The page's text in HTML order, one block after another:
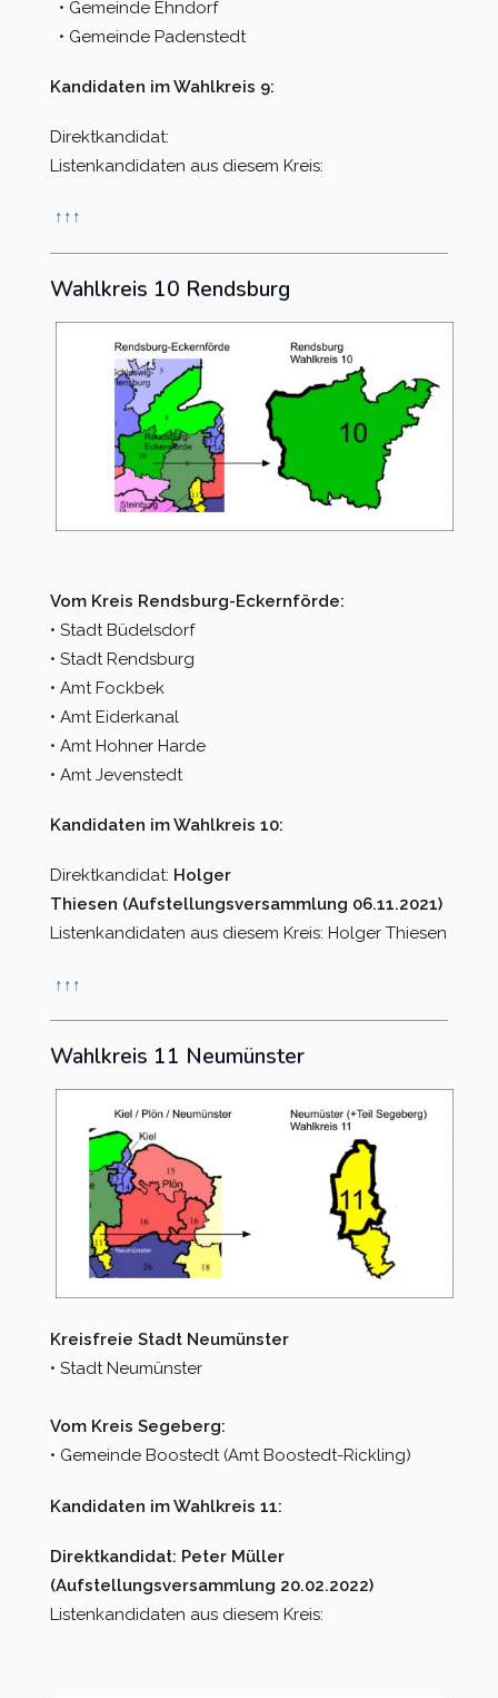
• Gemeinde Ehndorf
• Gemeinde Padenstedt
Kandidaten im Wahlkreis 9:
Direktkandidat:
Listenkandidaten aus diesem Kreis:
↑ ↑ ↑
Wahlkreis 10 Rendsburg
Vom Kreis Rendsburg-Eckernförde:
• Stadt Büdelsdorf
• Stadt Rendsburg
• Amt Fockbek
• Amt Eiderkanal
• Amt Hohner Harde
• Amt Jevenstedt
Kandidaten im Wahlkreis 10:
Direktkandidat: Holger
Thiesen (Aufstellungsversammlung 06.11.2021)
Listenkandidaten aus diesem Kreis: Holger Thiesen
↑ ↑ ↑
Wahlkreis 11 Neumünster
Kreisfreie Stadt Neumünster
• Stadt Neumünster
Vom Kreis Segeberg:
• Gemeinde Boostedt (Amt Boostedt-Rickling)
Kandidaten im Wahlkreis 11:
Direktkandidat: Peter Müller
(Aufstellungsversammlung 20.02.2022)
Listenkandidaten aus diesem Kreis: